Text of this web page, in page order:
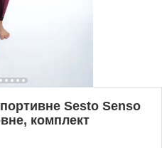
Sesto Senso
комплект